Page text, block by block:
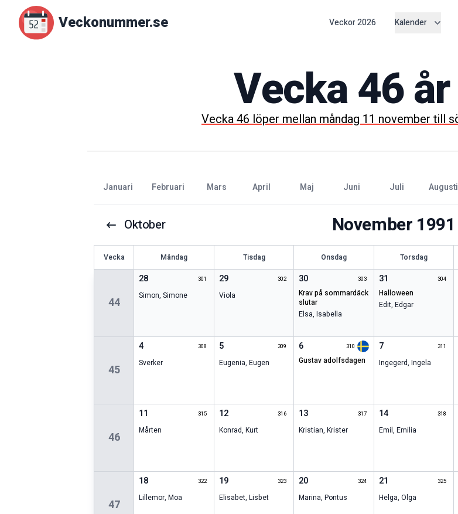
Veckonummer.se Veckor2026 Kalender
Vecka46år
Vecka46löper mellanmåndag 11 novembertill
januari februari mars april maj juni juli augusti
Oktober November 1991
Vecka Måndag Tisdag Onsdag Torsdag
44
28 301
Simon,Simone
29 302
Viola
30 303
krav på sommardäck
slutar
Elsa,Isabella
31 304
halloween
Edit, Edgar
45
4 308
Sverker
5 309
Eugenia, Eugen
6 310
gustav adolfsdagen
7 311
Ingegerd, Ingela
46
11 315
Mårten
12 316
Konrad, Kurt
13 317
Kristian,Krister
14 318
Emil, Emilia
47
18 322
Lillemor,Moa
19 323
Elisabet, Lisbet
20 324
Marina,Pontus
21 325
Helga, Olga